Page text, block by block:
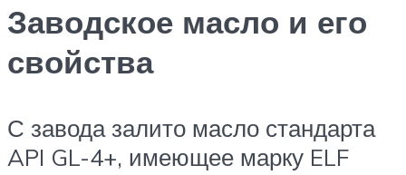
Заводское масло и его
свойства
С завода залито масло стандарта
API GL-4+, имеющее марку ELF